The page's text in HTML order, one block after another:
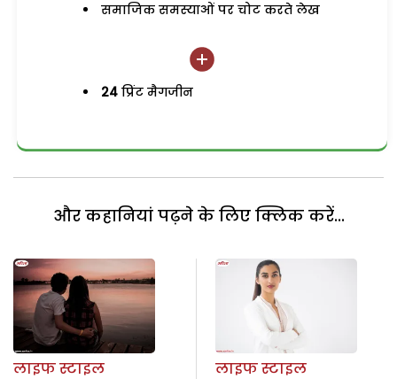
समाजिक समस्याओं पर चोट करते लेख
24 प्रिंट मैगजीन
और कहानियां पढ़ने के लिए क्लिक करें...
लाइफ स्टाइल
लाइफ स्टाइल